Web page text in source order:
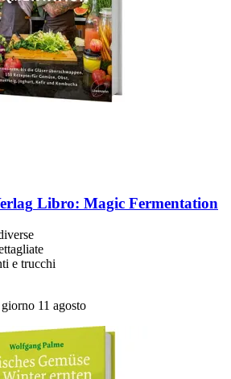
Libro: Magic Fermentation
e trucchi
11 agosto